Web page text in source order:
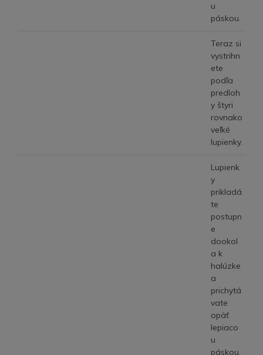
u
páskou.
Teraz si
vystrihn
ete
podľa
predloh
y štyri
rovnako
veľké
lupienky.
Lupienk
y
prikladá
te
postupn
e
dookol
a k
halúzke
a
prichytá
vate
opäť
lepiaco
u
páskou.